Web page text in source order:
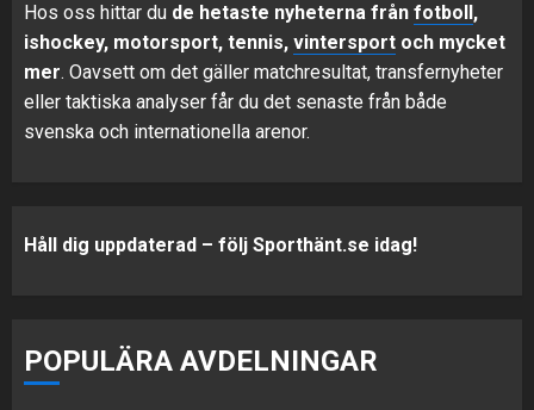
Hos oss hittar du de hetaste nyheterna från fotboll,
ishockey, motorsport, tennis, vintersport och mycket
mer. Oavsett om det gäller matchresultat, transfernyheter
eller taktiska analyser får du det senaste från både
svenska och internationella arenor.
Håll dig uppdaterad – följ Sporthänt.se idag!
POPULÄRA AVDELNINGAR